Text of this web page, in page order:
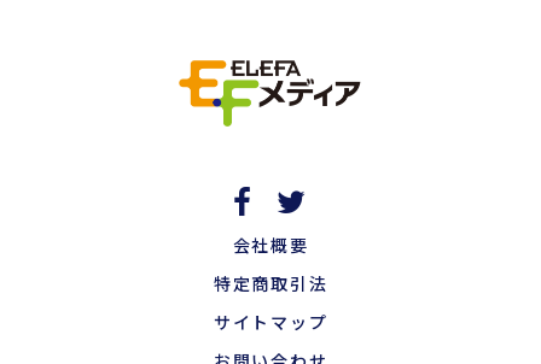
会社概要
特定商取引法
サイトマップ